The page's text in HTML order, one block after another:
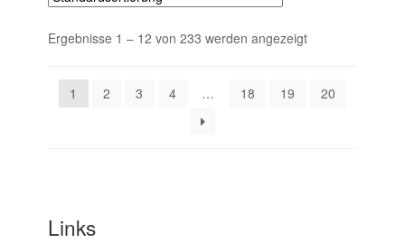
Ergebnisse 1 – 12 von 233 werden angezeigt
1 2 3 4 … 18 19 20
Links